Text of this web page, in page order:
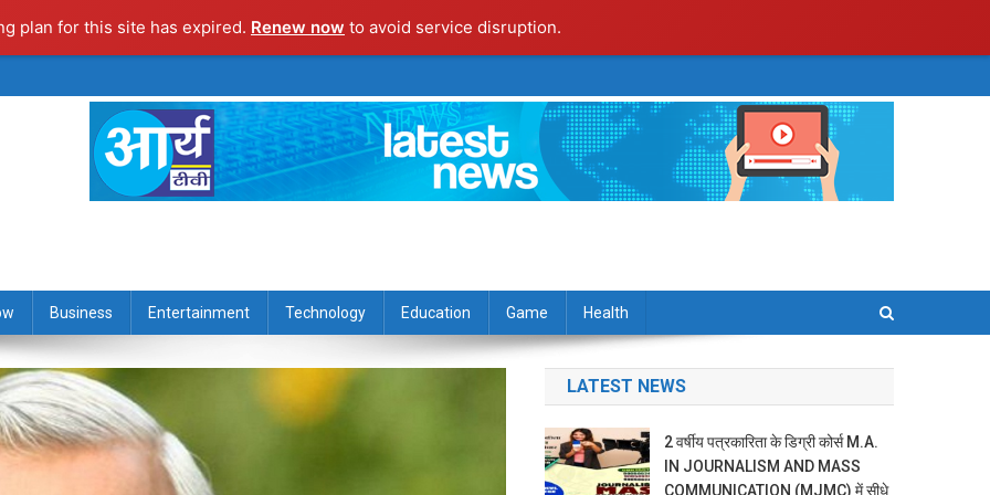
plan for this site has expired. Renew now to avoid service disruption.
Business Entertainment Technology Education Game Health
LATEST NEWS
2 वर्षीय पत्रकारिता के डिग्री कोर्स M.A.
IN JOURNALISM AND MASS
COMMUNICATION (MJMC) में सीधे